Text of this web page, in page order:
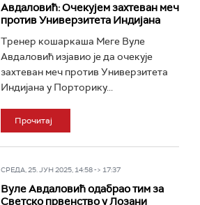
Авдаловић: Очекујем захтеван меч
против Универзитета Индијана
Тренер кошаркаша Меге Вуле
Авдаловић изјавио је да очекује
захтеван меч против Универзитета
Индијана у Порторику...
Прочитај
СРЕДА, 25. ЈУН 2025, 14:58 -> 17:37
Вуле Авдаловић одабрао тим за
Светско првенство у Лозани